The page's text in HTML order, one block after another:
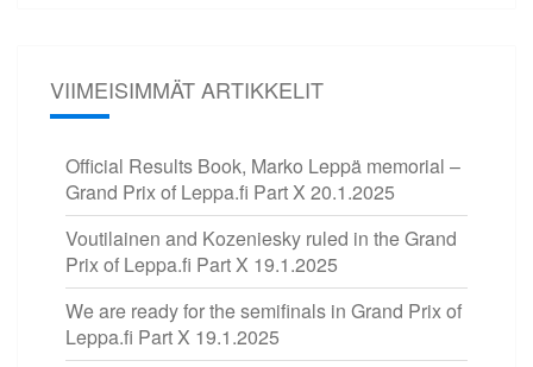
VIIMEISIMMÄT ARTIKKELIT
Official Results Book, Marko Leppä memorial –
Grand Prix of Leppa.fi Part X 20.1.2025
Voutilainen and Kozeniesky ruled in the Grand
Prix of Leppa.fi Part X 19.1.2025
We are ready for the semifinals in Grand Prix of
Leppa.fi Part X 19.1.2025